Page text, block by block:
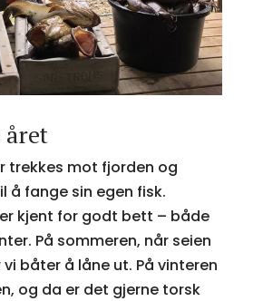
året
trekkes mot fjorden og
å fange sin egen fisk.
kjent for godt bett – både
På sommeren, når seien
båter å låne ut. På vinteren
og da er det gjerne torsk